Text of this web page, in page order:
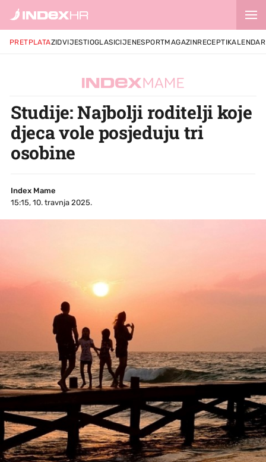
PRETPLATAZIDVIJESTIOGLASICIJENESPORTMAGAZINRECEPTIKALENDAR
Studije: Najbolji roditelji koje
djeca vole posjeduju tri
osobine
Index Mame
15:15, 10. travnja 2025.